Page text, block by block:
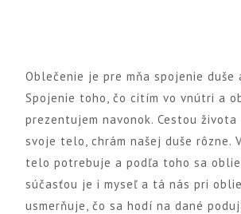
Oblečenie je pre mňa spojenie duše
Spojenie toho, čo citím vo vnútri a
prezentujem navonok. Cestou života
svoje telo, chrám našej duše rôzne.
telo potrebuje a podľa toho sa
súčasťou je i myseľ a tá nás pri
usmerňuje, čo sa hodí na dané